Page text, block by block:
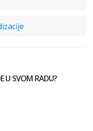
U SVOM RADU?